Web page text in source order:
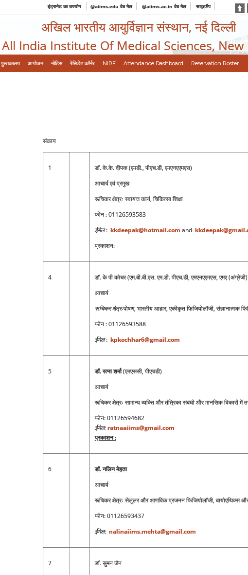
इंट्रानेट का उपयोग @aiims.edu वेब मेल @aiims.ac.in वेब मेल साइटमैप
अखिल भारतीय आयुर्विज्ञान संस्थान, नई दिल्ली
All India Institute Of Medical Sciences, New
पुस्तकालय आयोजन नोटिस रेसिडेंट कॉर्नर NIRF Attendance Dashboard Reservation Roster
संकाय
1
डॉ. के.के. दीपक (एमडी., पीएच.डी, एमएनएएमएस)
आचार्य एवं प्रमुख
रूचिकर क्षेत्रः स्वायत्त कार्य, चिकित्सा शिक्षा
फोन : 01126593583
ईमेल: kkdeepak@hotmail.com and
प्रकाशन:
4
डॉ. के पी कोचर (एम.बी.बी.एस. एम.डी. पीएच.डी, एमएनएएमएस, एमए (अंग्रेजी)
आचार्य
रूचिकर क्षेत्रःपोषण, भारतीय आहार, एकीकृत फिजियोलॉजी, संज्ञानात्मक
फोन: 01126593588
ईमेल: kpkochhar6@gmail.com
5 डॉ.रत्ना शर्मा(एमएससी, पीएचडी)
आचार्य
रूचिकर क्षेत्रः सामान्य व्यक्ति और तंत्रिका संबंधी और मानसिक विकारों में
फोन: 01126594682
ईमेल:ratnaaiims@gmail.com
प्रकाशन:
6 डॉ.नलिन मेहता
आचार्य
रूचिकर क्षेत्रः सेलुलर और आणविक प्रजनन फिजियोलॉजी, बायोएथिक्स और
फोन: 01126593437
ईमेल: nalinaiims.mehta@gmail.com
7
डॉ. सुमन जैन